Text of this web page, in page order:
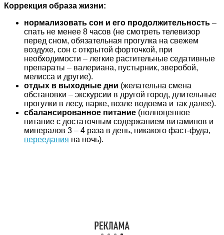
Коррекция образа жизни:
нормализовать сон и его продолжительность –
спать не менее 8 часов (не смотреть телевизор
перед сном, обязательная прогулка на свежем
воздухе, сон с открытой форточкой, при
необходимости – легкие растительные седативные
препараты – валериана, пустырник, зверобой,
мелисса и другие).
отдых в выходные дни (желательна смена
обстановки – экскурсии в другой город, длительные
прогулки в лесу, парке, возле водоема и так далее).
сбалансированное питание (полноценное
питание с достаточным содержанием витаминов и
минералов 3 – 4 раза в день, никакого фаст-фуда,
переедания на ночь).